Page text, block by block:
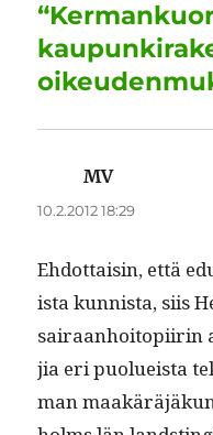
k
MVsanoo:
10.2.2012 18:29
Ehdot­taisin, että
ista kun­nista, siis
sairaan­hoitopi­irin
jia eri puolueista
man